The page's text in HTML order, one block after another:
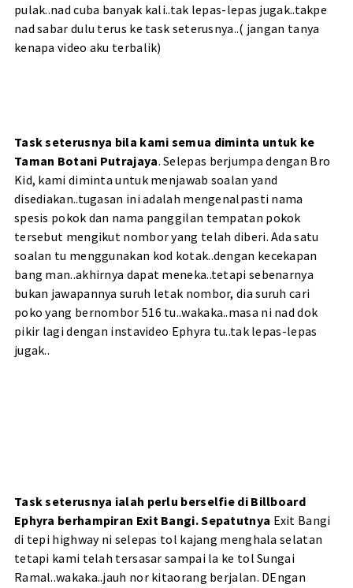
pulak..nad cuba banyak kali..tak lepas-lepas jugak..takpe
nad sabar dulu terus ke task seterusnya..( jangan tanya
kenapa video aku terbalik)
Task seterusnya bila kami semua diminta untuk ke
Taman Botani Putrajaya. Selepas berjumpa dengan Bro
Kid, kami diminta untuk menjawab soalan yand
disediakan..tugasan ini adalah mengenalpasti nama
spesis pokok dan nama panggilan tempatan pokok
tersebut mengikut nombor yang telah diberi. Ada satu
soalan tu menggunakan kod kotak..dengan kecekapan
bang man..akhirnya dapat meneka..tetapi sebenarnya
bukan jawapannya suruh letak nombor, dia suruh cari
poko yang bernombor 516 tu..wakaka..masa ni nad dok
pikir lagi dengan instavideo Ephyra tu..tak lepas-lepas
jugak..
Task seterusnya ialah perlu berselfie di Billboard
Ephyra berhampiran Exit Bangi. Sepatutnya Exit Bangi
di tepi highway ni selepas tol kajang menghala selatan
tetapi kami telah tersasar sampai la ke tol Sungai
Ramal..wakaka..jauh nor kitaorang berjalan. DEngan